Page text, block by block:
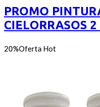
era:
$6.000.
es:
$4.800.
PROMO
CIELORRASOS
20%Oferta Hot